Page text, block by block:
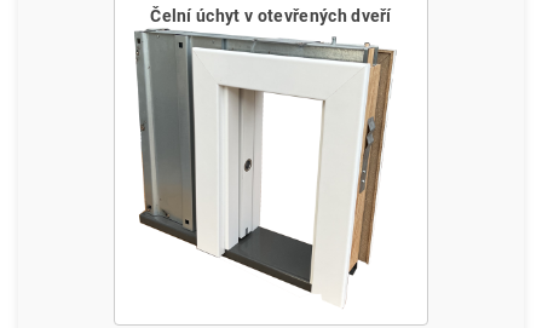
Čelní úchyt v otevřených dveří